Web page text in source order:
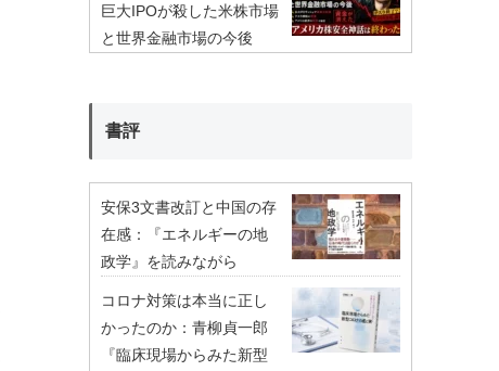
巨大IPOが殺した米株市場
と世界金融市場の今後
書評
安保3文書改訂と中国の存
在感：『エネルギーの地
政学』を読みながら
コロナ対策は本当に正し
かったのか：青柳貞一郎
『臨床現場からみた新型